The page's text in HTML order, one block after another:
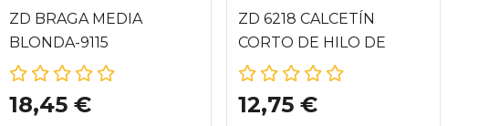
ZD BRAGA MEDIA
BLONDA-9115
18,45 €
ZD 6218 CALCETÍN
CORTO DE HILO DE
SOJA
12,75 €